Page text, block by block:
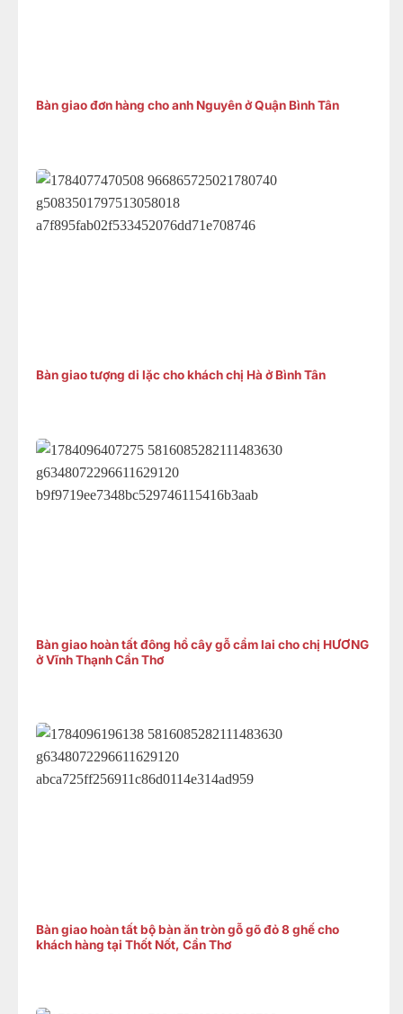
Bàn giao đơn hàng cho anh Nguyên ở Quận Bình Tân
Bàn giao tượng di lặc cho khách chị Hà ở Bình Tân
Bàn giao hoàn tất đông hồ cây gỗ cẩm lai cho chị HƯƠNG
ở Vĩnh Thạnh Cần Thơ
Bàn giao hoàn tất bộ bàn ăn tròn gỗ gõ đỏ 8 ghế cho
khách hàng tại Thốt Nốt, Cần Thơ